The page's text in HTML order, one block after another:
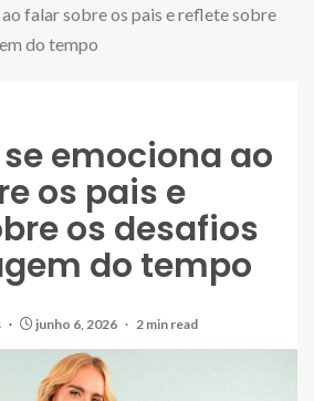
falar sobre os pais e reflete sobre
do tempo
emociona ao
os pais e
os desafios
do tempo
junho 6, 2026 2 min read